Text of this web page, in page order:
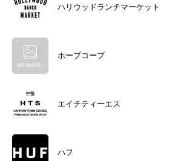
ハリウッドランチマーケット
ホープコープ
エイチティーエス
ハフ